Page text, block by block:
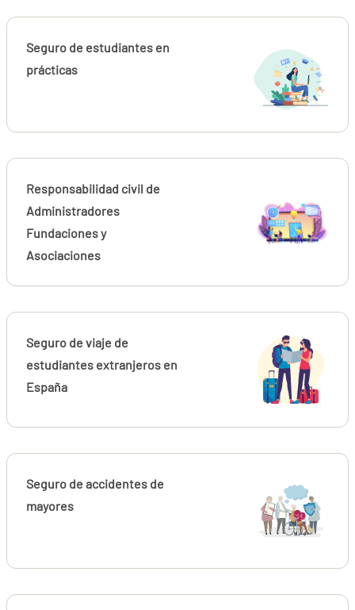
Seguro de estudiantes en
prácticas
Responsabilidad civil de
Administradores
Fundaciones y
Asociaciones
Seguro de viaje de
estudiantes extranjeros en
España
Seguro de accidentes de
mayores